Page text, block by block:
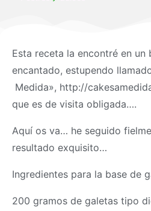
Esta receta la encontré en un
encantado, estupendo
Medida», http://
que es de visita obligada….
Aquí os va… he seguido
resultado exquisito…
Ingredientes para la base de
200 gramos de galetas tipo